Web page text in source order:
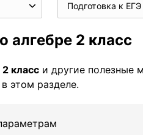
Подготовка к ЕГЭ
алгебре 2 класс
класс и другие полезные
этом разделе.